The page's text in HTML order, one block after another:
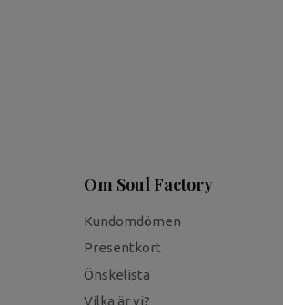
Om Soul Factory
Kundomdömen
Presentkort
Önskelista
Vilka är vi?